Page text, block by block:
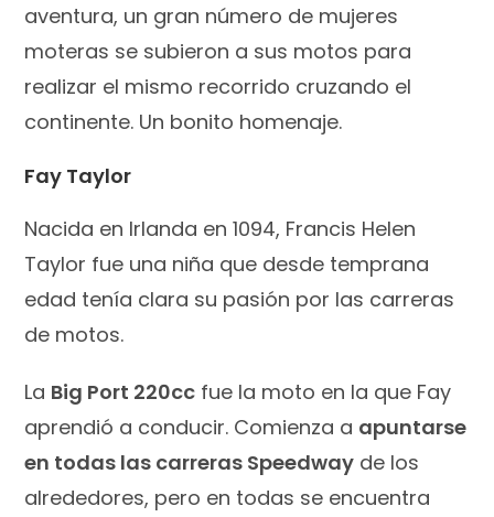
aventura, un gran número de mujeres
moteras se subieron a sus motos para
realizar el mismo recorrido cruzando el
continente. Un bonito homenaje.
Fay Taylor
Nacida en Irlanda en 1094, Francis Helen
Taylor fue una niña que desde temprana
edad tenía clara su pasión por las carreras
de motos.
La Big Port 220cc fue la moto en la que Fay
aprendió a conducir. Comienza a apuntarse
en todas las carreras Speedway de los
alrededores, pero en todas se encuentra